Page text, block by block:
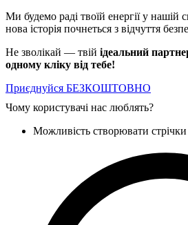
Ми будемо раді твоїй енергії у нашій
нова історія почнеться з відчуття
Не зволікай — твій ідеальний
одному кліку від тебе!
Приєднуйся БЕЗКОШТОВНО
Чому користувачі нас люблять?
Можливість створювати стрічки